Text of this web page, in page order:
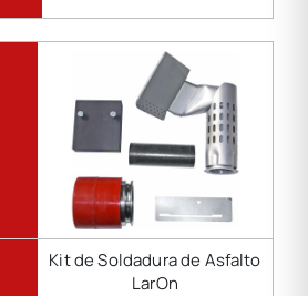
Kit de Soldadura de Asfalto
LarOn